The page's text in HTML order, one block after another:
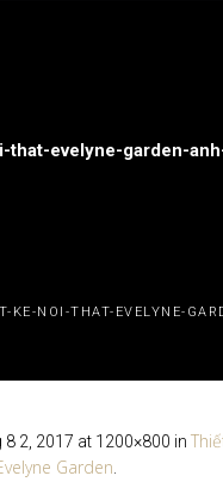
that-evelyne-garden-
KE-NOI-THAT-EVELYNE-
8 2, 2017 at 1200×800 in
Garden.